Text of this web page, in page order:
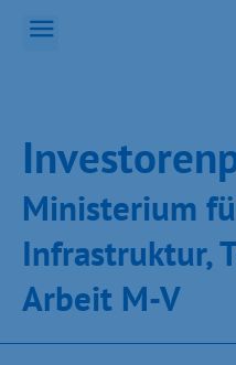
Ministeri­um
Infra­struk­tur,
Ar­beit M-V